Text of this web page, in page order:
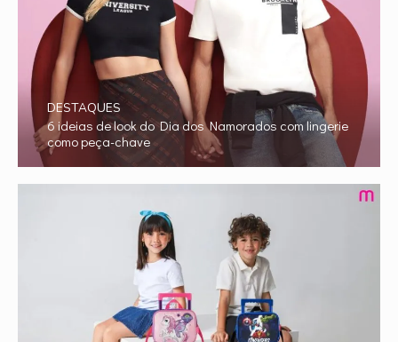
6 ideias de look do Dia dos Namorados com lingerie
como peça-chave
DESTAQUES